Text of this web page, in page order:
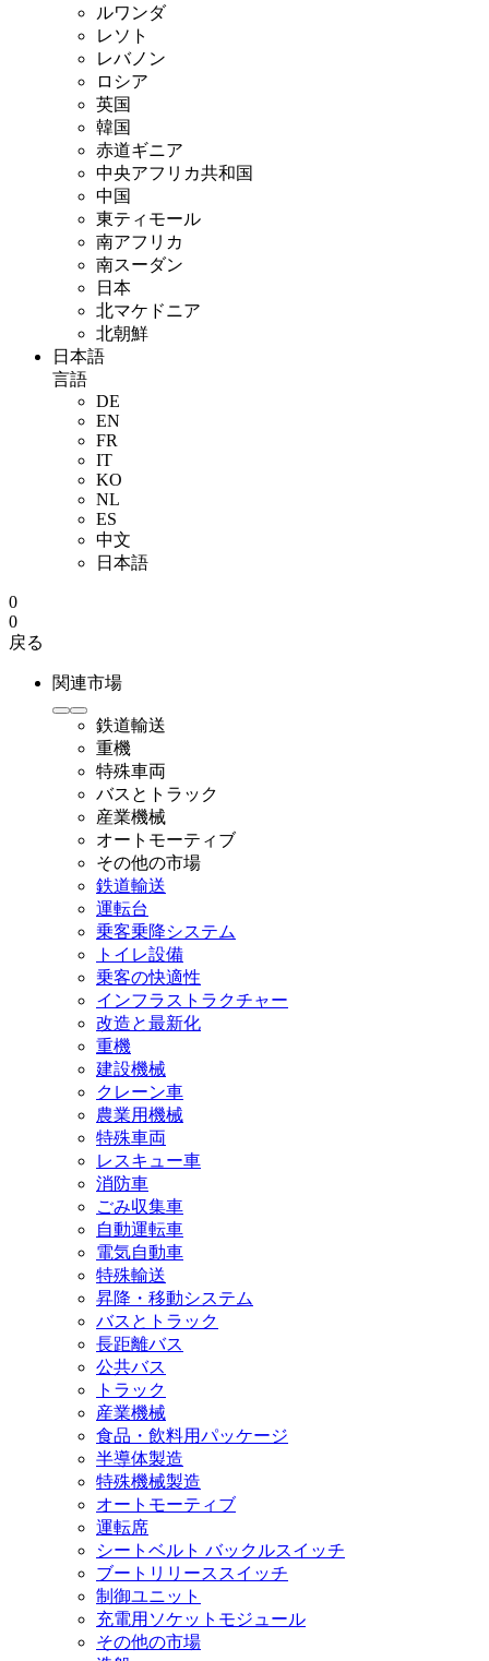
ルワンダ
レソト
レバノン
ロシア
英国
韓国
赤道ギニア
中央アフリカ共和国
中国
東ティモール
南アフリカ
南スーダン
日本
北マケドニア
北朝鮮
日本語
言語
DE
EN
FR
IT
KO
NL
ES
中文
日本語
0
0
戻る
関連市場
鉄道輸送
重機
特殊車両
バスとトラック
産業機械
オートモーティブ
その他の市場
鉄道輸送
運転台
乗客乗降システム
トイレ設備
乗客の快適性
インフラストラクチャー
改造と最新化
重機
建設機械
クレーン車
農業用機械
特殊車両
レスキュー車
消防車
ごみ収集車
自動運転車
電気自動車
特殊輸送
昇降・移動システム
バスとトラック
長距離バス
公共バス
トラック
産業機械
食品・飲料用パッケージ
半導体製造
特殊機械製造
オートモーティブ
運転席
シートベルト バックルスイッチ
ブートリリーススイッチ
制御ユニット
充電用ソケットモジュール
その他の市場